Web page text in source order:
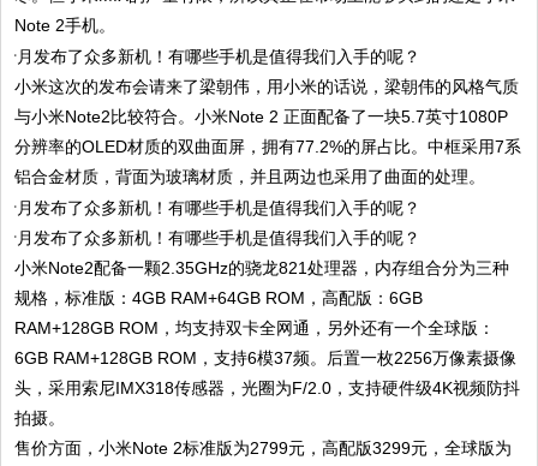
Note 2手机。
小米这次的发布会请来了梁朝伟，用小米的话说，梁朝伟的风格气质
与小米Note2比较符合。小米Note 2 正面配备了一块5.7英寸1080P
分辨率的OLED材质的双曲面屏，拥有77.2%的屏占比。中框采用7系
铝合金材质，背面为玻璃材质，并且两边也采用了曲面的处理。
小米Note2配备一颗2.35GHz的骁龙821处理器，内存组合分为三种
规格，标准版：4GB RAM+64GB ROM，高配版：6GB
RAM+128GB ROM，均支持双卡全网通，另外还有一个全球版：
6GB RAM+128GB ROM，支持6模37频。后置一枚2256万像素摄像
头，采用索尼IMX318传感器，光圈为F/2.0，支持硬件级4K视频防抖
拍摄。
售价方面，小米Note 2标准版为2799元，高配版3299元，全球版为